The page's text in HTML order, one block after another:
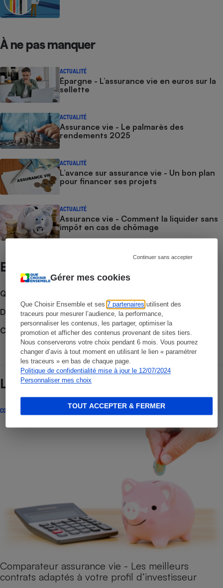
Gérer mes cookies
Que Choisir Ensemble et ses7 partenaires utilisent des
traceurs pour mesurer l’audience, la performance,
personnaliser les contenus, les partager, optimiser la
promotion et afficher des contenus provenant de sites tiers.
Nous conserverons votre choix pendant 6 mois. Vous pourrez
changer d’avis à tout moment en utilisant le lien « paramétrer
les traceurs » en bas de chaque page.
Politique de confidentialité mise à jour le 12/07/2024
Personnaliser mes choix
Continuer sans accepter
TOUT ACCEPTER & FERMER
À ne pas manquer
ACTUALITÉ
Épargne - L’assurance vie en euros sur la
sellette
ACTUALITÉ
Assurance vie - Le palmarès des
rendements 2025
ACTUALITÉ
L’avance sur assurance vie - Un bon plan
pour financer ses projets
ACTUALITÉ
Assurance vie - Comment la liquider sans
impôt en cas de chômage
Et aussi
Que faire en cas de litige ?
Découvrir le forum
Consulter nos Actualités
Lire aussi
COMPARATEUR
Comparateur assurance vie - Les meilleurs
contrats adaptés à votre profil d’investisseur